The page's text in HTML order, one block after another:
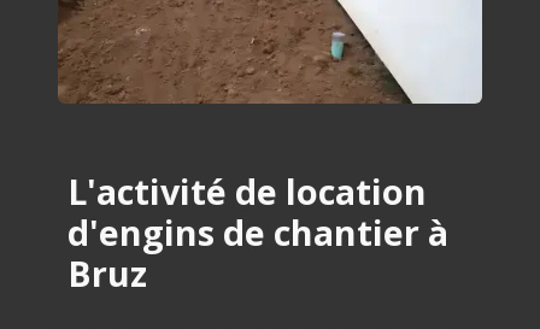
L'activité de location
d'engins de chantier à
Bruz